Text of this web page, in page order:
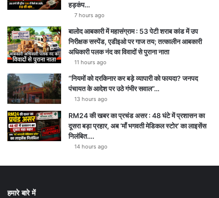
हड़कंप…
7 hours ago
बालोद आबकारी में महासंग्राम : 53 पेटी शराब कांड में उप
निरीक्षक सस्पेंड, एडीइओ पर गाज तय; तत्कालीन आबकारी
अधिकारी पलक नंद का विवादों से पुराना नाता
11 hours ago
“नियमों को दरकिनार कर बड़े व्यापारी को फायदा? जनपद
पंचायत के आदेश पर उठे गंभीर सवाल”…
13 hours ago
RM24 की खबर का प्रचंड असर : 48 घंटे में प्रशासन का
दूसरा बड़ा प्रहार, अब ‘माँ भगवती मेडिकल स्टोर’ का लाइसेंस
निलंबित….
14 hours ago
हमारे बारे में